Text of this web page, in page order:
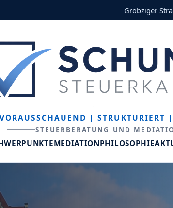
Gröbziger
VORAUSSCHAUEND | STRUKTURIERT
STEUERBERATUNG UND
MEDIATIONPHILOSOPHIE